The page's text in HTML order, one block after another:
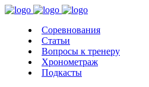
Соревнования
Статьи
Вопросы к тренеру
Хронометраж
Подкасты